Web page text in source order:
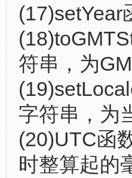
(17)setYear
符串，为
字符串，为
(20)UTC函
时整算起的